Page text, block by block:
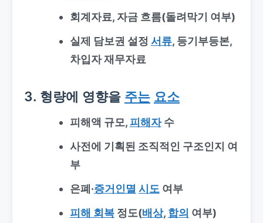
회계자료, 자금 흐름(돌려막기 여부)
실제 담보권 설정 서류, 등기부등본,
차입자 재무자료
3. 형량에 영향을 주는 요소
피해액 규모, 피해자수
사전에 기획된 조직적인 구조인지 여
부
은폐·증거인멸 시도 여부
피해 회복정도(배상, 합의 여부)